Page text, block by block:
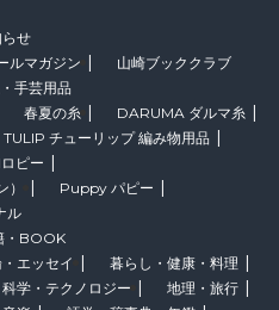
せ
ルマガジン
山崎ブッククラブ
手芸用品
春夏の糸
DARUMA ダルマ糸
TULIP チューリップ 編み物用品
ピー
Puppy パピー
ル
・BOOK
エッセイ
暮らし・健康・料理
科学・テクノロジー
地理・旅行